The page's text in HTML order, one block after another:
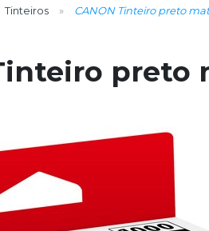
Tinteiros CANON Tinteiro preto
preto